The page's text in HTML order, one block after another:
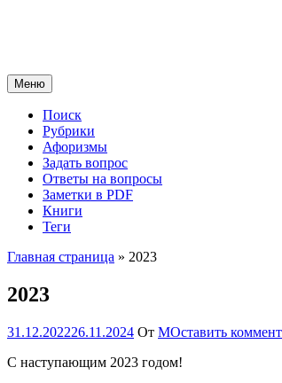
Меню
Поиск
Рубрики
Афоризмы
Задать вопрос
Ответы на вопросы
Заметки в PDF
Книги
Теги
Главная страница » 2023
2023
31.12.202226.11.2024 От МОставить
С наступающим 2023 годом!